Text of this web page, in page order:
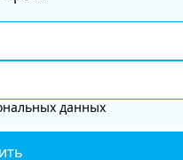
данных